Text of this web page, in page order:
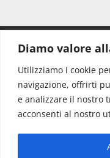
Diamo valore
Utilizziamo i cookie
navigazione, offrirti
e analizzare il nostro
acconsenti al nostro
Redazione:
Direttore:
Info &